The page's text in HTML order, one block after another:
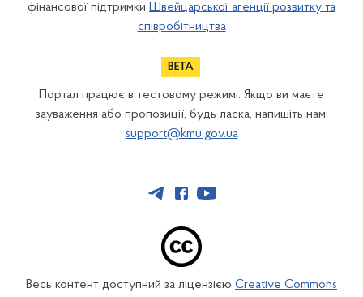
фінансової підтримки Швейцарської агенції розвитку та
співробітництва
Портал працює в тестовому режимі. Якщо ви маєте
зауваження або пропозиції, будь ласка, напишіть нам:
support@kmu.gov.ua
Весь контент доступний за ліцензією Creative Commons